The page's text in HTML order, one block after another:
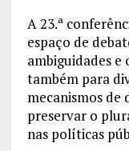
A 23.ª
espaço de
ambiguidades e
também para
mecanismos
preservar o
nas políticas